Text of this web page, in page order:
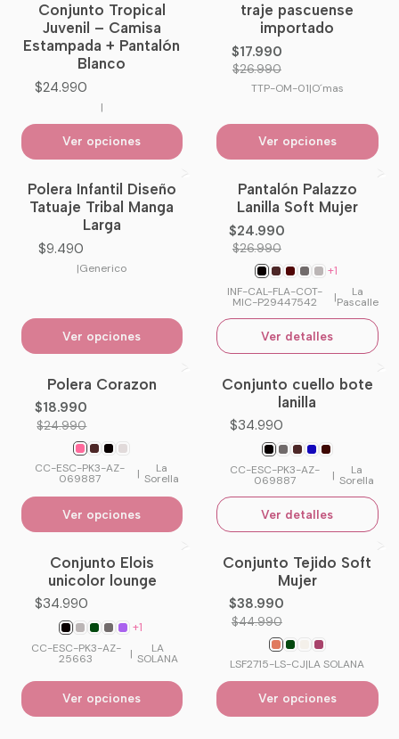
Conjunto Tropical
Juvenil – Camisa
Estampada + Pantalón
Blanco
$24.990
|
Ver opciones
-33%OFF
traje pascuense
importado
$17.990
$26.990
TTP-OM-01|O´mas
Ver opciones
Polera Infantil Diseño
Tatuaje Tribal Manga
Larga
$9.490
|Generico
Ver opciones
-7%OFF
No disponible
Pantalón Palazzo
Lanilla Soft Mujer
$24.990
$26.990
+1
INF-CAL-FLA-COT-
MIC-P29447542 | La
Pascalle
Ver detalles
-24%OFF
Polera Corazon
$18.990
$24.990
CC-ESC-PK3-AZ-
069887 | La
Sorella
Ver opciones
No disponible
Conjunto cuello bote
lanilla
$34.990
CC-ESC-PK3-AZ-
069887 | La
Sorella
Ver detalles
Conjunto Elois
unicolor lounge
$34.990
+1
CC-ESC-PK3-AZ-
25663 | LA
SOLANA
Ver opciones
-13%OFF
Conjunto Tejido Soft
Mujer
$38.990
$44.990
LSF2715-LS-CJ|LA SOLANA
Ver opciones